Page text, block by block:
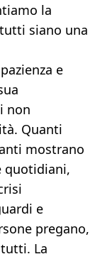
la
siano una
e
non
Quanti
mostrano
quotidiani,
e
pregano,
La